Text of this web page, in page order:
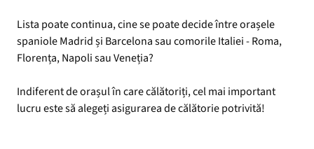
Lista poate continua, cine se poate decide între orașele
spaniole Madrid și Barcelona sau comorile Italiei - Roma,
Florența, Napoli sau Veneția?
Indiferent de orașul în care călătoriți, cel mai important
lucru este să alegeți asigurarea de călătorie potrivită!